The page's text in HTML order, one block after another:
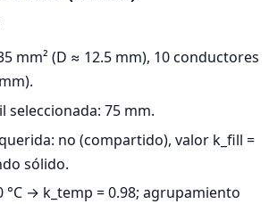
mm² (D ≈ 12.5 mm), 10 conductores
seleccionada: 75 mm.
no (compartido), valor k_fill =
sólido.
°C → k_temp = 0.98; agrupamiento